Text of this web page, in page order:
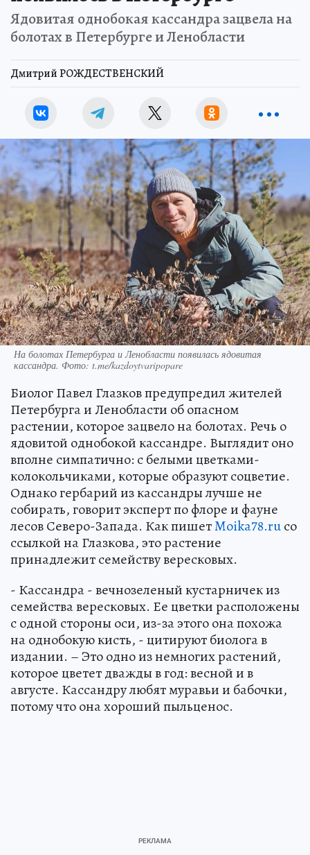
Ядовитая однобокая кассандра зацвела на
болотах в Петербурге и Ленобласти
Дмитрий РОЖДЕСТВЕНСКИЙ
На болотах Петербурга и Ленобласти появилась ядовитая
кассандра. Фото: t.me/kazdoytvaripopare
Биолог Павел Глазков предупредил жителей
Петербурга и Ленобласти об опасном
растении, которое зацвело на болотах. Речь о
ядовитой однобокой кассандре. Выглядит оно
вполне симпатично: с белыми цветками-
колокольчиками, которые образуют соцветие.
Однако гербарий из кассандры лучше не
собирать, говорит эксперт по флоре и фауне
лесов Северо-Запада. Как пишетMoika78.ruсо
ссылкой на Глазкова, это растение
принадлежит семейству вересковых.
- Кассандра - вечнозеленый кустарничек из
семейства вересковых. Ее цветки расположены
с одной стороны оси, из-за этого она похожа
на однобокую кисть, - цитируют биолога в
издании. – Это одно из немногих растений,
которое цветет дважды в год: весной и в
августе. Кассандру любят муравьи и бабочки,
потому что она хороший пыльценос.